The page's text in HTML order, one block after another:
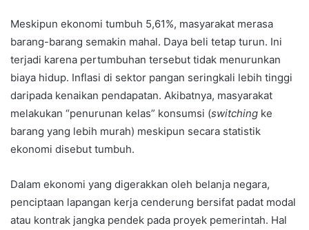
Meskipun ekonomi tumbuh 5,61%, masyarakat merasa
barang-barang semakin mahal. Daya beli tetap turun. Ini
terjadi karena pertumbuhan tersebut tidak menurunkan
biaya hidup. Inflasi di sektor pangan seringkali lebih tinggi
daripada kenaikan pendapatan. Akibatnya, masyarakat
melakukan “penurunan kelas” konsumsi (switching ke
barang yang lebih murah) meskipun secara statistik
ekonomi disebut tumbuh.
Dalam ekonomi yang digerakkan oleh belanja negara,
penciptaan lapangan kerja cenderung bersifat padat modal
atau kontrak jangka pendek pada proyek pemerintah. Hal